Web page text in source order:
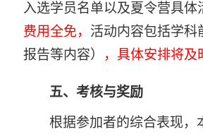
入选学员名单以及夏令营具体
费用全免， 活动内容包括学科
报告等内容）
，具体安排将及
五、考核与奖励
根据参加者的综合表现，